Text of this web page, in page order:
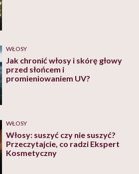
WŁOSY
Jak chronić włosy i skórę głowy
przed słońcem i
promieniowaniem UV?
WŁOSY
Włosy: suszyć czy nie suszyć?
Przeczytajcie, co radzi Ekspert
Kosmetyczny